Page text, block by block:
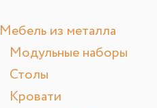
Мебель из металла
Модульные наборы
Столы
Кровати